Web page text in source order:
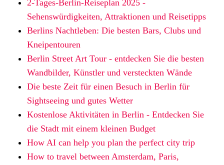
2-Tages-Berlin-Reiseplan 2025 -
Sehenswürdigkeiten, Attraktionen und Reisetipps
Berlins Nachtleben: Die besten Bars, Clubs und
Kneipentouren
Berlin Street Art Tour - entdecken Sie die besten
Wandbilder, Künstler und versteckten Wände
Die beste Zeit für einen Besuch in Berlin für
Sightseeing und gutes Wetter
Kostenlose Aktivitäten in Berlin - Entdecken Sie
die Stadt mit einem kleinen Budget
How AI can help you plan the perfect city trip
How to travel between Amsterdam, Paris,